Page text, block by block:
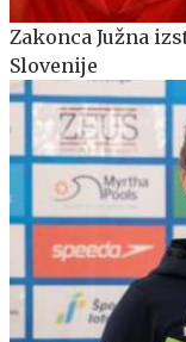
Zakonca Južna
Slovenije